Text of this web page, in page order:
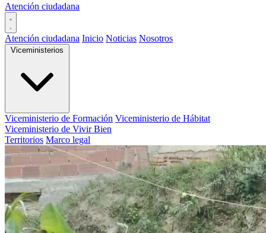
Atención ciudadana
Atención ciudadana Inicio Noticias Nosotros
Viceministerios
Viceministerio de Formación Viceministerio de Hábitat
Viceministerio de Vivir Bien
Territorios Marco legal